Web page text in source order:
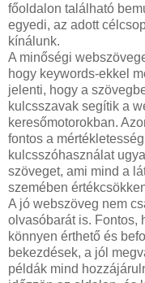
főoldalon található
egyedi, az adott
kínálunk.
A minőségi
hogy keywords-ekkel
jelenti, hogy a
kulcsszavak segítik a
keresőmotorokban.
fontos a
kulcsszóhasználat
szöveget, ami mind a
szemében
A jó webszöveg nem
olvasóbarát is. Fontos,
könnyen érthető és
bekezdések, a jól
példák mind